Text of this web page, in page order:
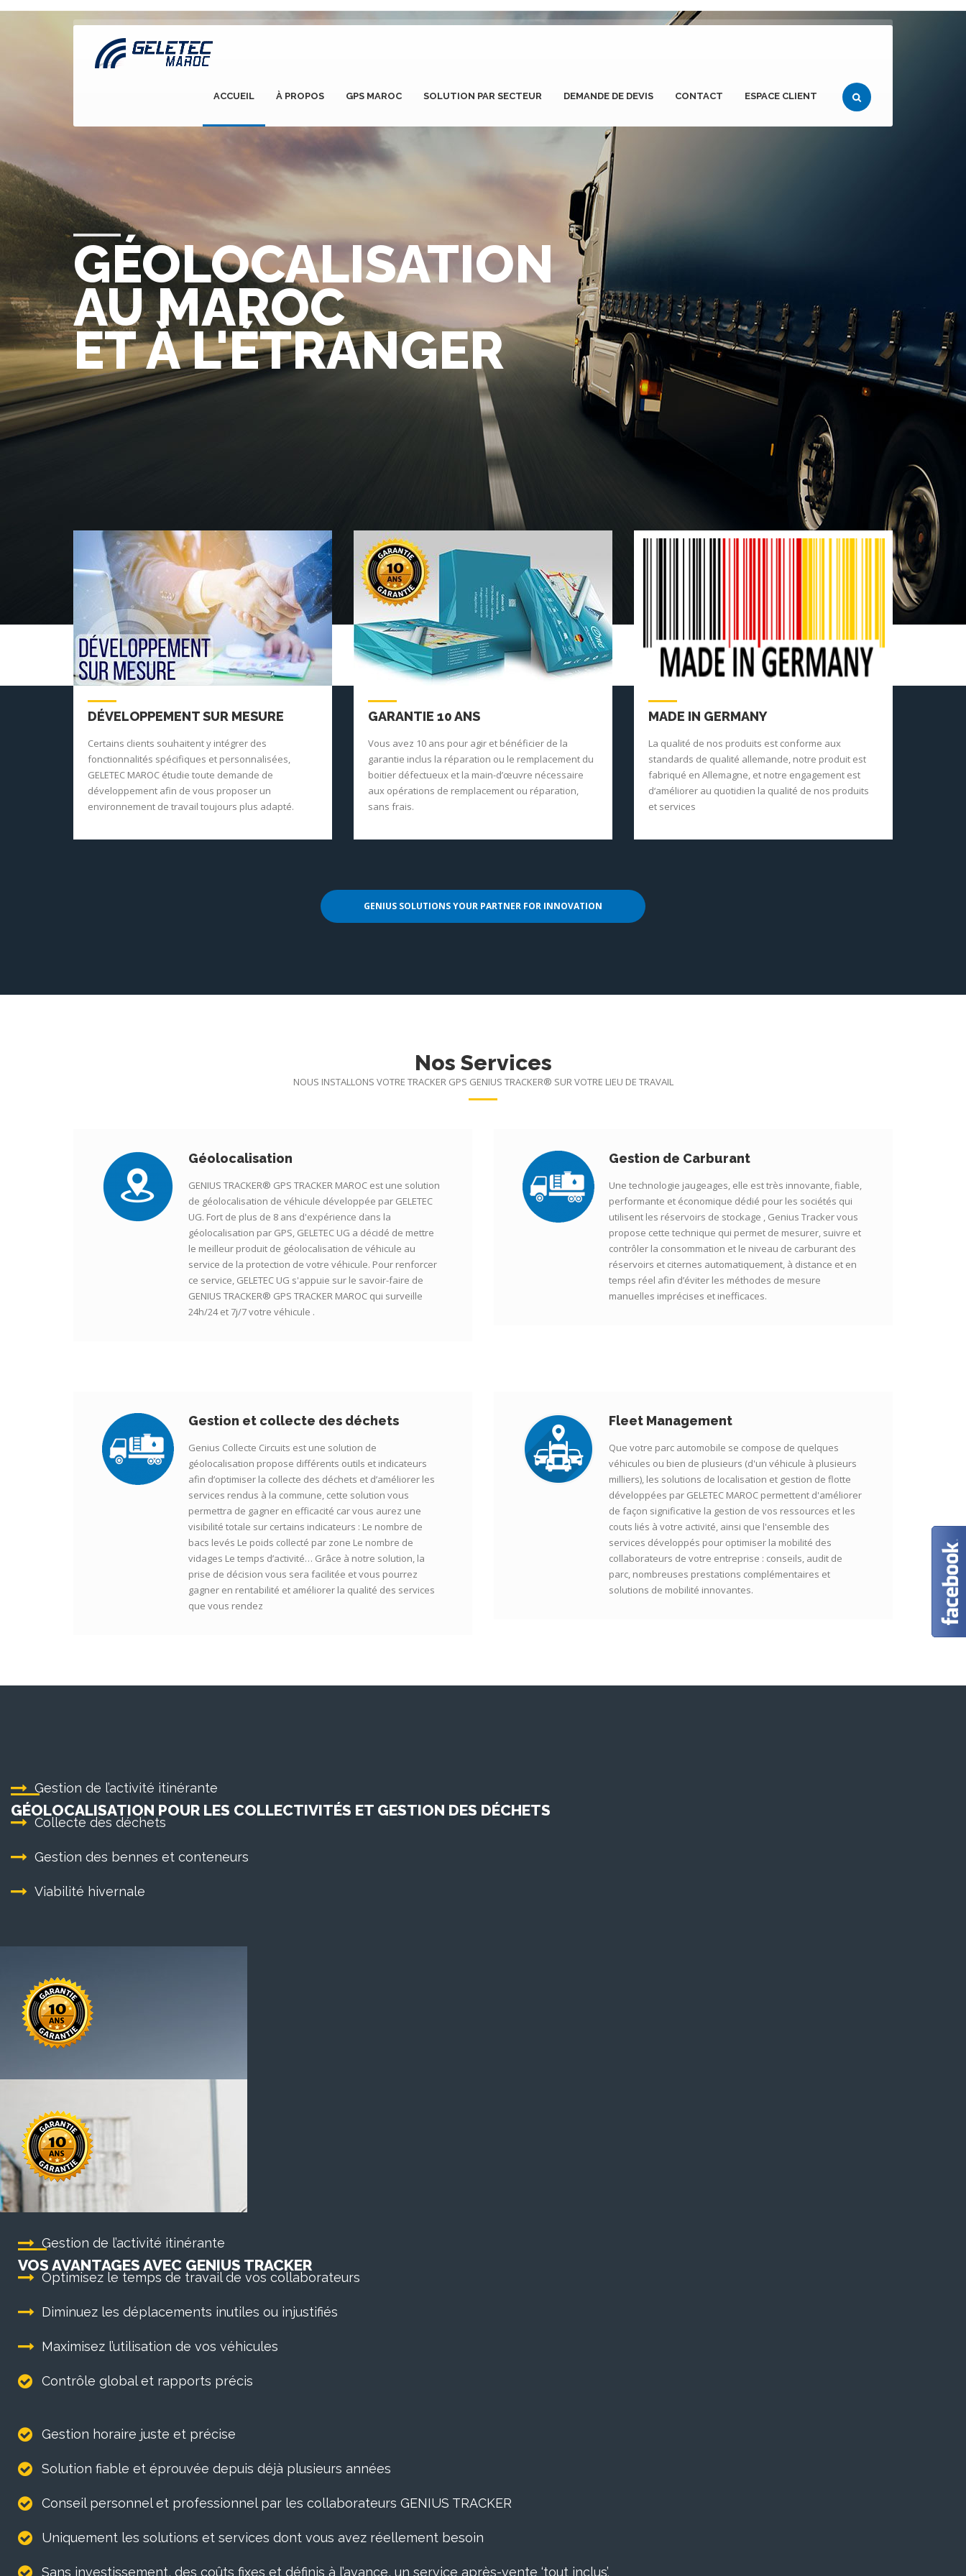
ACCUEIL À PROPOS GPS MAROC SOLUTION PAR SECTEUR DEMANDE DE DEVIS CONTACT ESPACE CLIENT
ET À L'ÉTRANGER
AU MAROC
GÉOLOCALISATION
DÉVELOPPEMENT SUR MESURE
Certains clients souhaitent y intégrer des
fonctionnalités spécifiques et personnalisées,
GELETEC MAROC étudie toute demande de
développement afin de vous proposer un
environnement de travail toujours plus adapté.
GARANTIE 10 ANS
Vous avez 10 ans pour agir et bénéficier de la
garantie inclus la réparation ou le remplacement du
boitier défectueux et la main-d’œuvre nécessaire
aux opérations de remplacement ou réparation,
sans frais.
MADE IN GERMANY
La qualité de nos produits est conforme aux
standards de qualité allemande, notre produit est
fabriqué en Allemagne, et notre engagement est
d‘améliorer au quotidien la qualité de nos produits
et services
GENIUS SOLUTIONS YOUR PARTNER FOR INNOVATION
Nos Services
NOUS INSTALLONS VOTRE TRACKER GPS GENIUS TRACKER® SUR VOTRE LIEU DE TRAVAIL
Géolocalisation
GENIUS TRACKER® GPS TRACKER MAROC est une solution
de géolocalisation de véhicule développée par GELETEC
UG. Fort de plus de 8 ans d'expérience dans la
géolocalisation par GPS, GELETEC UG a décidé de mettre
le meilleur produit de géolocalisation de véhicule au
service de la protection de votre véhicule. Pour renforcer
ce service, GELETEC UG s'appuie sur le savoir-faire de
GENIUS TRACKER® GPS TRACKER MAROC qui surveille
24h/24 et 7j/7 votre véhicule .
Gestion de Carburant
Une technologie jaugeages, elle est très innovante, fiable,
performante et économique dédié pour les sociétés qui
utilisent les réservoirs de stockage , Genius Tracker vous
propose cette technique qui permet de mesurer, suivre et
contrôler la consommation et le niveau de carburant des
réservoirs et citernes automatiquement, à distance et en
temps réel afin d’éviter les méthodes de mesure
manuelles imprécises et inefficaces.
Gestion et collecte des déchets
Genius Collecte Circuits est une solution de
géolocalisation propose différents outils et indicateurs
afin d’optimiser la collecte des déchets et d’améliorer les
services rendus à la commune, cette solution vous
permettra de gagner en efficacité car vous aurez une
visibilité totale sur certains indicateurs : Le nombre de
bacs levés Le poids collecté par zone Le nombre de
vidages Le temps d’activité… Grâce à notre solution, la
prise de décision vous sera facilitée et vous pourrez
gagner en rentabilité et améliorer la qualité des services
que vous rendez
Fleet Management
Que votre parc automobile se compose de quelques
véhicules ou bien de plusieurs (d'un véhicule à plusieurs
milliers), les solutions de localisation et gestion de flotte
développées par GELETEC MAROC permettent d'améliorer
de façon significative la gestion de vos ressources et les
couts liés à votre activité, ainsi que l'ensemble des
services développés pour optimiser la mobilité des
collaborateurs de votre entreprise : conseils, audit de
parc, nombreuses prestations complémentaires et
solutions de mobilité innovantes.
GÉOLOCALISATION POUR LES COLLECTIVITÉS ET GESTION DES DÉCHETS
Gestion de l’activité itinérante
Collecte des déchets
Gestion des bennes et conteneurs
Viabilité hivernale
VOS AVANTAGES AVEC GENIUS TRACKER
Gestion de l’activité itinérante
Optimisez le temps de travail de vos collaborateurs
Diminuez les déplacements inutiles ou injustifiés
Maximisez l’utilisation de vos véhicules
Contrôle global et rapports précis
Gestion horaire juste et précise
Solution fiable et éprouvée depuis déjà plusieurs années
Conseil personnel et professionnel par les collaborateurs GENIUS TRACKER
Uniquement les solutions et services dont vous avez réellement besoin
Sans investissement, des coûts fixes et définis à l’avance, un service après-vente ‘tout inclus’.